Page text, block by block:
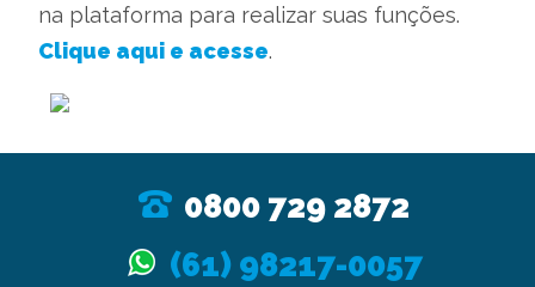
na plataforma para realizar suas funções.
Clique aqui e acesse.
0800 729 2872
(61) 98217-0057